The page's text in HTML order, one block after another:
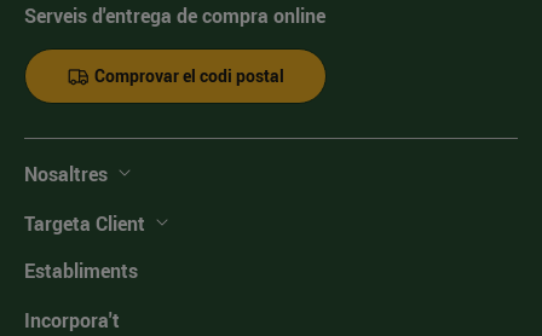
Serveis d'entrega de compra online
Comprovar el codi postal
Nosaltres
Targeta Client
Establiments
Incorpora't